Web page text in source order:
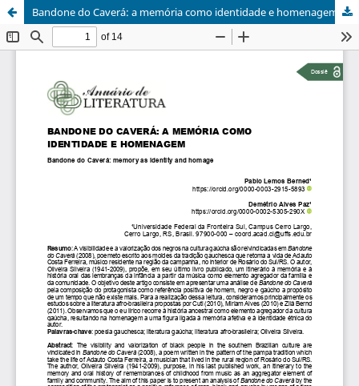
Bandone do Caverá: a memória como identidade e homenagem